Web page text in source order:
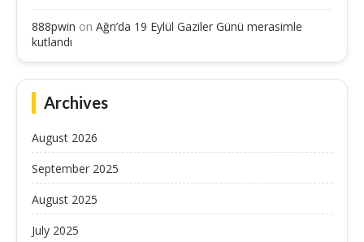
888pwin on Ağrı’da 19 Eylül Gaziler Günü merasimle
kutlandı
Archives
August 2026
September 2025
August 2025
July 2025